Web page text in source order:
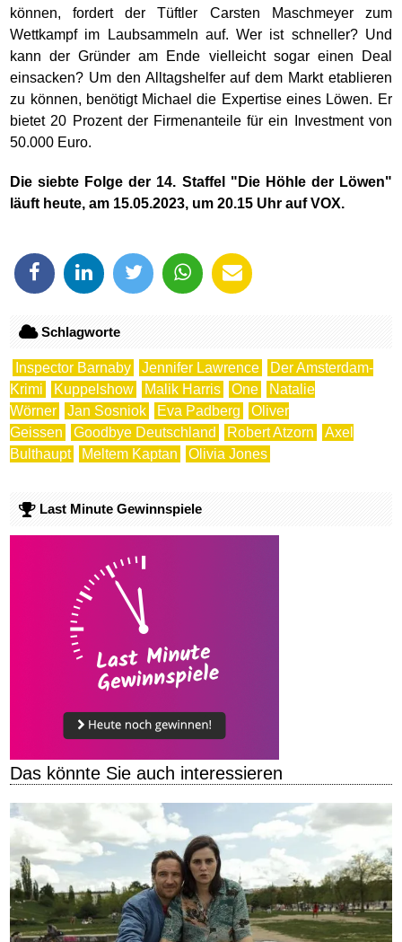
können, fordert der Tüftler Carsten Maschmeyer zum
Wettkampf im Laubsammeln auf. Wer ist schneller? Und
kann der Gründer am Ende vielleicht sogar einen Deal
einsacken? Um den Alltagshelfer auf dem Markt etablieren
zu können, benötigt Michael die Expertise eines Löwen. Er
bietet 20 Prozent der Firmenanteile für ein Investment von
50.000 Euro.
Die siebte Folge der 14. Staffel "Die Höhle der Löwen"
läuft heute, am 15.05.2023, um 20.15 Uhr auf VOX.
Schlagworte
Inspector Barnaby Jennifer Lawrence
Der Amsterdam-
Krimi
Kuppelshow Malik Harris One
Natalie
Wörner
Jan Sosniok Eva Padberg
Oliver
Geissen
Goodbye Deutschland Robert Atzorn
Axel
Bulthaupt
Meltem Kaptan Olivia Jones
Last Minute Gewinnspiele
Das könnte Sie auch interessieren